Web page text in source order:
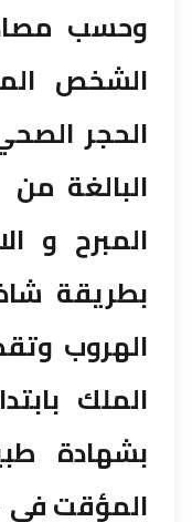
الشخص
الحجر
المبرح و
بطريقة
الهروب
الملك
بشهادة
المؤقت في 24 يوما.